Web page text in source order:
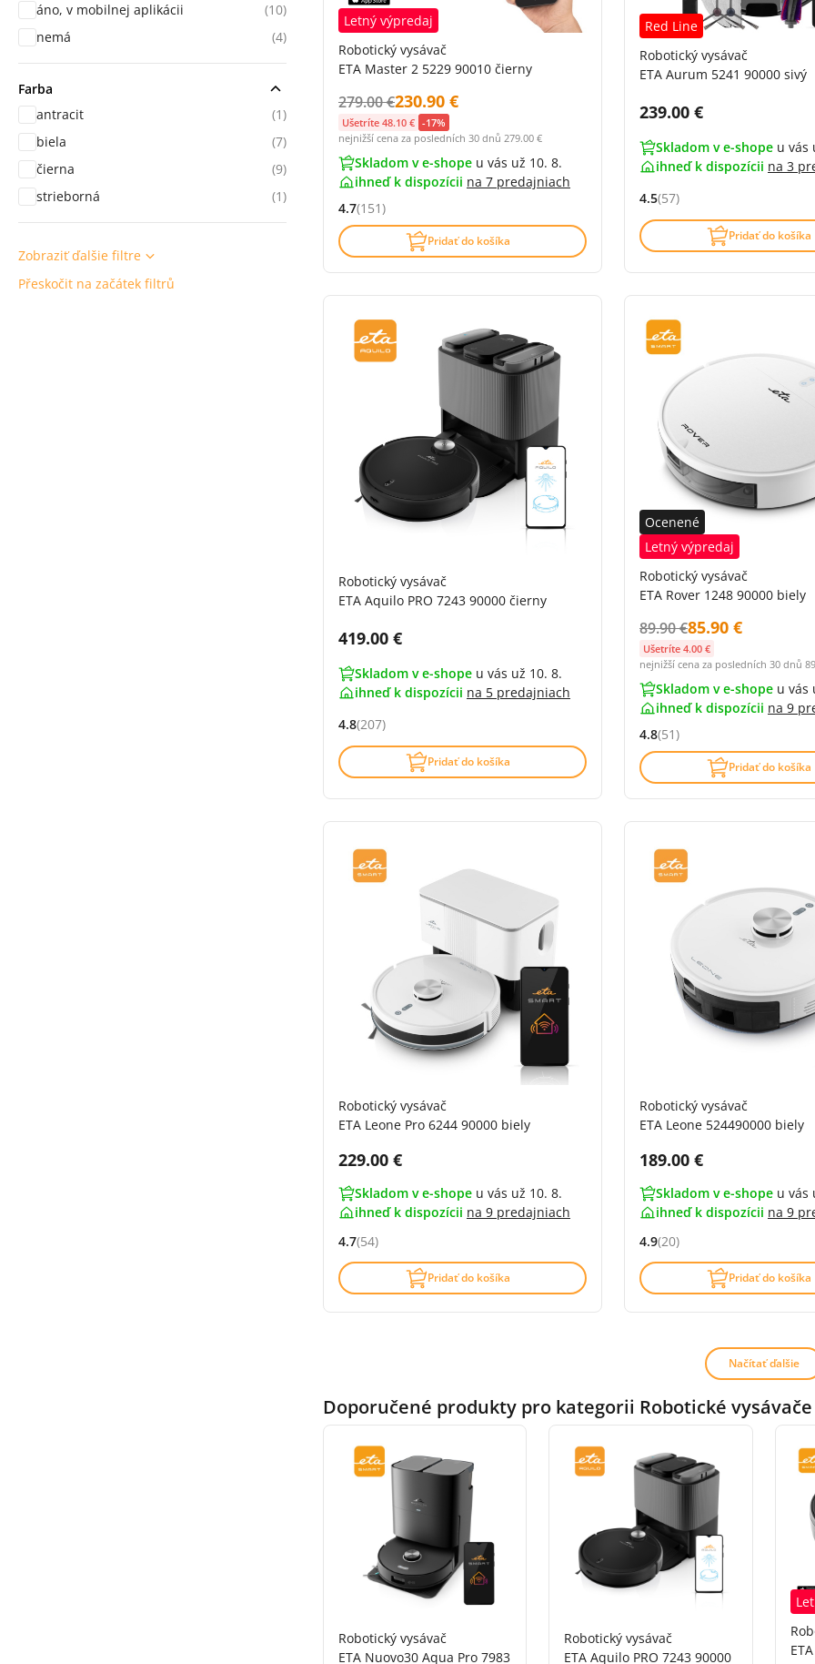
Letný výpredaj
Robotický vysávač
ETA Master 2 5229 90010 čierny
Původní cena s DPH:
279.00 €Cena s DPH:
230.90 €
Ušetríte 48.10 € -17%
nejnižší cena za posledních 30 dnů 279.00 €
Skladom v e-shope u vás už 10. 8.
ihneď k dispozícii na 7 predajniach
Hodnocení: 4.7 z 5 (151 recenzí)
4.7(151)
Pridať do košíka
Red Line
Robotický vysávač
ETA Aurum 5241 90000 sivý
Cena s DPH:
239.00 €
Skladom v e-shope u vás
ihneď k dispozícii na 3
Hodnocení: 4.5 z 5 (57
4.5(57)
Pridať do košíka
Robotický vysávač
ETA Aquilo PRO 7243 90000 čierny
Cena s DPH:
419.00 €
Skladom v e-shope u vás už 10. 8.
ihneď k dispozícii na 5 predajniach
Hodnocení: 4.8 z 5 (207 recenzí)
4.8(207)
Pridať do košíka
Ocenené
Letný výpredaj
Robotický vysávač
ETA Rover 1248 90000 biely
Původní cena s DPH:
89.90 €Cena s DPH:
85.90 €
Ušetríte 4.00 €
nejnižší cena za posledních 30 dnů
Skladom v e-shope u vás
ihneď k dispozícii na 9
Hodnocení: 4.8 z 5 (51
4.8(51)
Pridať do košíka
Robotický vysávač
ETA Leone Pro 6244 90000 biely
Cena s DPH:
229.00 €
Skladom v e-shope u vás už 10. 8.
ihneď k dispozícii na 9 predajniach
Hodnocení: 4.7 z 5 (54 recenzí)
4.7(54)
Pridať do košíka
Robotický vysávač
ETA Leone 524490000 biely
Cena s DPH:
189.00 €
Skladom v e-shope u vás
ihneď k dispozícii na 9
Hodnocení: 4.9 z 5 (20
4.9(20)
Pridať do košíka
Načítať ďalšie
Doporučené produkty pro kategorii Robotické
Robotický vysávač
ETA Nuovo30 Aqua Pro 7983
Robotický vysávač
ETA Aquilo PRO 7243 90000
áno, v mobilnej aplikácii
(10)
nemá
(4)
Farba
antracit
(1)
biela
(7)
čierna
(9)
strieborná
(1)
Zobraziť ďalšie filtre
Přeskočit na začátek filtrů